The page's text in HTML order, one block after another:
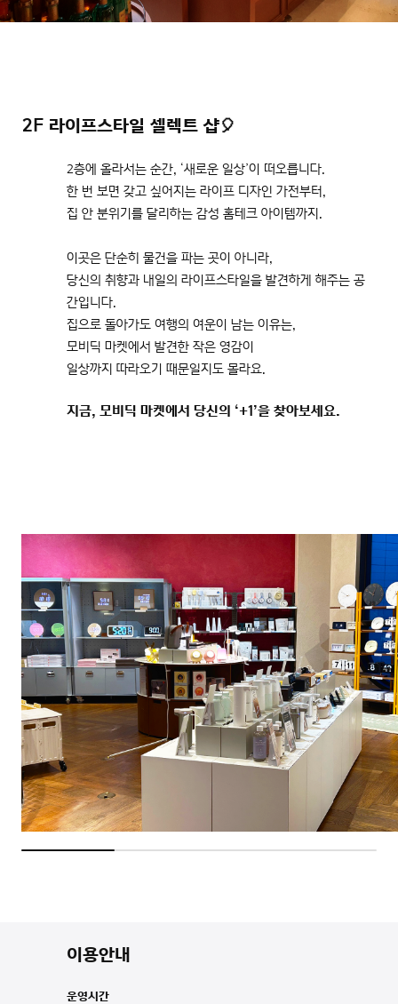
2F 라이프스타일 셀렉트 샵🎈
2층에 올라서는 순간, ‘새로운 일상’이 떠오릅니다.
한 번 보면 갖고 싶어지는 라이프 디자인 가전부터,
집 안 분위기를 달리하는 감성 홈테크 아이템까지.
이곳은 단순히 물건을 파는 곳이 아니라,
당신의 취향과 내일의 라이프스타일을 발견하게 해주는 공
간입니다.
집으로 돌아가도 여행의 여운이 남는 이유는,
모비딕 마켓에서 발견한 작은 영감이
일상까지 따라오기 때문일지도 몰라요.
지금, 모비딕 마켓에서 당신의 ‘+1’을 찾아보세요.
이용안내
운영시간